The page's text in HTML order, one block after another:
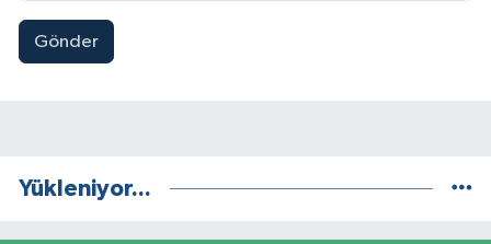
Gönder
Yükleniyor...